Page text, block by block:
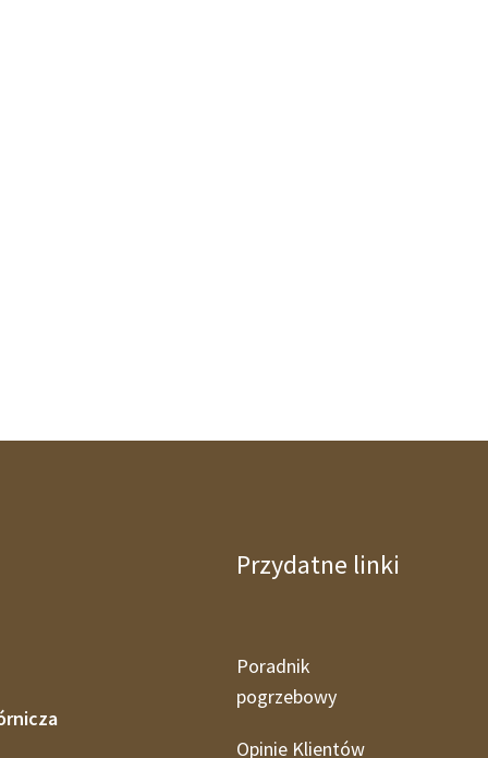
Przydatne linki
Poradnik
pogrzebowy
Opinie Klientów